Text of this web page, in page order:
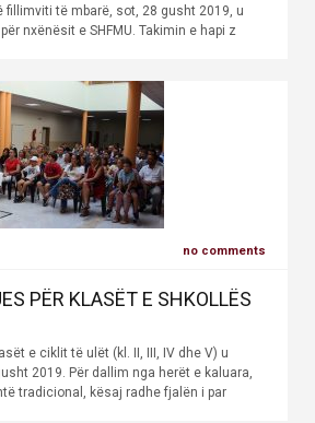
fillimviti të mbarë, sot, 28 gusht 2019, u
nxënësit e SHFMU. Takimin e hapi z
no comments
PËR KLASËT E SHKOLLËS
e ciklit të ulët (kl. II, III, IV dhe V) u
2019. Për dallim nga herët e kaluara,
tradicional, kësaj radhe fjalën i par